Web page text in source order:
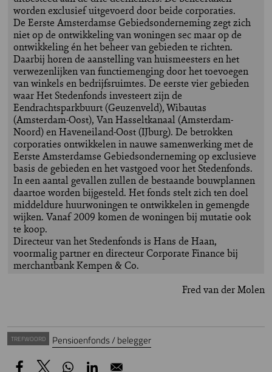
worden exclusief uitgevoerd door beide corporaties.
De Eerste Amsterdamse Gebiedsonderneming zegt zich
niet op de ontwikkeling van woningen sec maar op de
ontwikkeling én het beheer van gebieden te richten.
Daarbij horen de aanstelling van huismeesters en het
verwezenlijken van functiemenging door het toevoegen
van winkels en bedrijfsruimtes. De eerste vier gebieden
waar Het Stedenfonds investeert zijn de
Eendrachtsparkbuurt (Geuzenveld), Wibautas
(Amsterdam-Oost), Van Hasseltkanaal (Amsterdam-
Noord) en Haveneiland-Oost (IJburg). De betrokken
corporaties ontwikkelen in nauwe samenwerking met de
Eerste Amsterdamse Gebiedsonderneming op exclusieve
basis de gebieden en het vastgoed voor het Stedenfonds.
In een aantal gevallen zullen de bestaande bouwplannen
daartoe worden bijgesteld. Het fonds stelt zich ten doel
middeldure huurwoningen te ontwikkelen in gemengde
wijken. Vanaf 2009 komen de woningen bij mutatie ook
te koop.
Directeur van het Stedenfonds is Hans de Haan,
voormalig partner en directeur Corporate Finance bij
merchantbank Kempen & Co.
Fred van der Molen
TREFWOORD Pensioenfonds / belegger